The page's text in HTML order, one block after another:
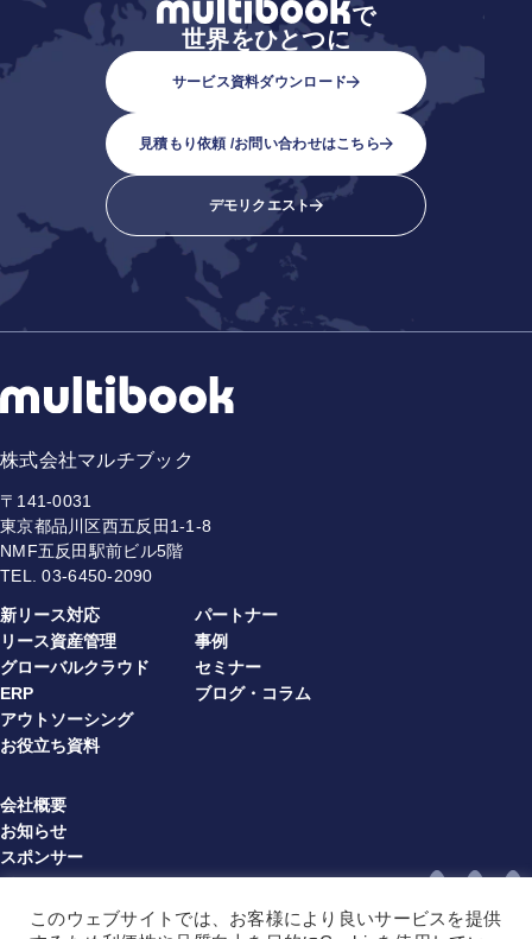
で
世界をひとつに
サービス資料ダウンロード
見積もり依頼 /お問い合わせはこちら
デモリクエスト
株式会社マルチブック
〒141-0031
東京都品川区西五反田1-1-8
NMF五反田駅前ビル5階
TEL.03-6450-2090
新リース対応
リース資産管理
グローバルクラウド
ERP
アウトソーシング
お役立ち資料
パートナー
事例
セミナー
ブログ・コラム
会社概要
お知らせ
スポンサー
情報セキュリティ方針
このウェブサイトでは、お客様により良いサービスを提供